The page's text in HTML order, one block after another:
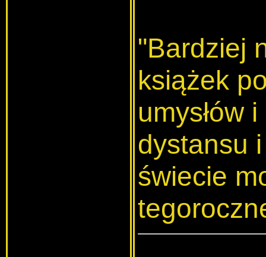
"Bardziej
książek
umysłów
dystansu
świecie